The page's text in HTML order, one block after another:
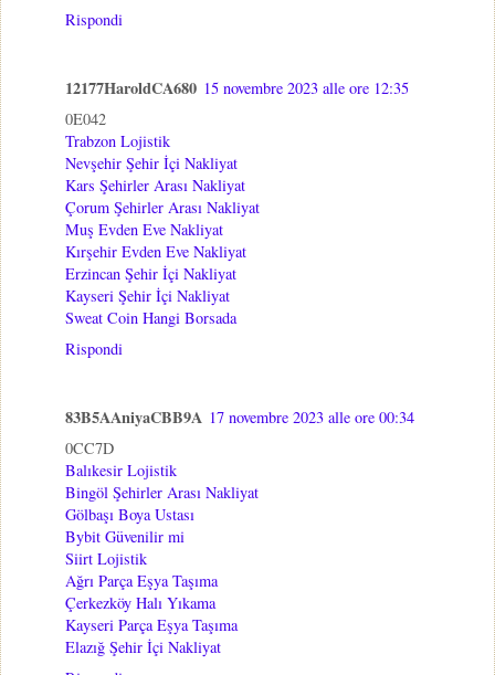
Rispondi
12177HaroldCA680 15 novembre 2023 alle ore 12:35
0E042
Trabzon Lojistik
Nevşehir Şehir İçi Nakliyat
Kars Şehirler Arası Nakliyat
Çorum Şehirler Arası Nakliyat
Muş Evden Eve Nakliyat
Kırşehir Evden Eve Nakliyat
Erzincan Şehir İçi Nakliyat
Kayseri Şehir İçi Nakliyat
Sweat Coin Hangi Borsada
Rispondi
83B5AAniyaCBB9A 17 novembre 2023 alle ore 00:34
0CC7D
Balıkesir Lojistik
Bingöl Şehirler Arası Nakliyat
Gölbaşı Boya Ustası
Bybit Güvenilir mi
Siirt Lojistik
Ağrı Parça Eşya Taşıma
Çerkezköy Halı Yıkama
Kayseri Parça Eşya Taşıma
Elazığ Şehir İçi Nakliyat